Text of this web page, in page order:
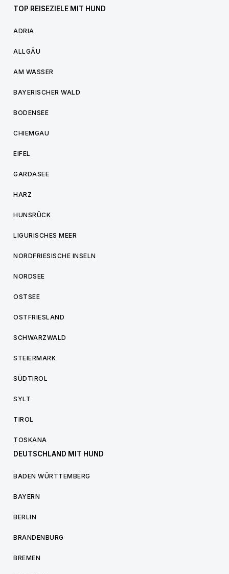
TOP REISEZIELE MIT HUND
ADRIA
ALLGÄU
AM WASSER
BAYERISCHER WALD
BODENSEE
CHIEMGAU
EIFEL
GARDASEE
HARZ
HUNSRÜCK
LIGURISCHES MEER
NORDFRIESISCHE INSELN
NORDSEE
OSTSEE
OSTFRIESLAND
SCHWARZWALD
STEIERMARK
SÜDTIROL
SYLT
TIROL
TOSKANA
DEUTSCHLAND MIT HUND
BADEN WÜRTTEMBERG
BAYERN
BERLIN
BRANDENBURG
BREMEN